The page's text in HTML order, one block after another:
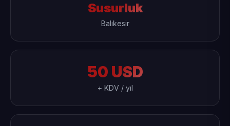
Susurluk
Balıkesir
50 USD
+ KDV / yıl